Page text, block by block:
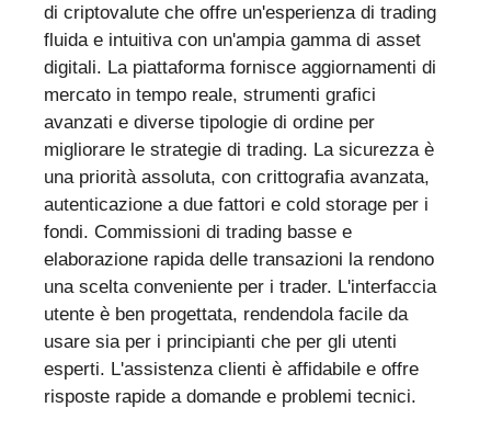
di criptovalute che offre un'esperienza di trading
fluida e intuitiva con un'ampia gamma di asset
digitali. La piattaforma fornisce aggiornamenti di
mercato in tempo reale, strumenti grafici
avanzati e diverse tipologie di ordine per
migliorare le strategie di trading. La sicurezza è
una priorità assoluta, con crittografia avanzata,
autenticazione a due fattori e cold storage per i
fondi. Commissioni di trading basse e
elaborazione rapida delle transazioni la rendono
una scelta conveniente per i trader. L'interfaccia
utente è ben progettata, rendendola facile da
usare sia per i principianti che per gli utenti
esperti. L'assistenza clienti è affidabile e offre
risposte rapide a domande e problemi tecnici.